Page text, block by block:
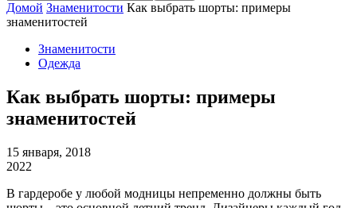
Домой Знаменитости Как выбрать шорты: примеры
знаменитостей
Знаменитости
Одежда
Как выбрать шорты: примеры
знаменитостей
15 января, 2018
2022
В гардеробе у любой модницы непременно должны быть